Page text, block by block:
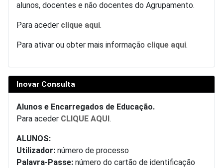
alunos, docentes e não docentes do Agrupamento.
Para aceder clique aqui.
Para ativar ou obter mais informação clique aqui.
Inovar Consulta
Alunos e Encarregados de Educação.
Para aceder CLIQUE AQUI .
ALUNOS:
Utilizador: número de processo
Palavra-Passe: número do cartão de identificação